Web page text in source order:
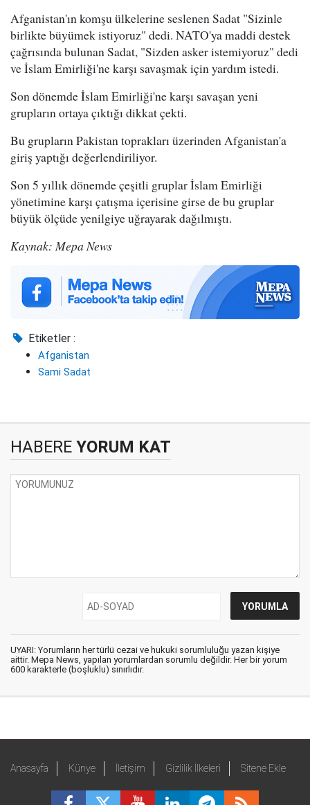
Afganistan'ın komşu ülkelerine seslenen Sadat "Sizinle
birlikte büyümek istiyoruz" dedi. NATO'ya maddi destek
çağrısında bulunan Sadat, "Sizden asker istemiyoruz" dedi
ve İslam Emirliği'ne karşı savaşmak için yardım istedi.
Son dönemde İslam Emirliği'ne karşı savaşan yeni
grupların ortaya çıktığı dikkat çekti.
Bu grupların Pakistan toprakları üzerinden Afganistan'a
giriş yaptığı değerlendiriliyor.
Son 5 yıllık dönemde çeşitli gruplar İslam Emirliği
yönetimine karşı çatışma içerisine girse de bu gruplar
büyük ölçüde yenilgiye uğrayarak dağılmıştı.
Kaynak: Mepa News
Etiketler :
Afganistan
Sami Sadat
HABERE YORUM KAT
UYARI: Yorumların her türlü cezai ve hukuki sorumluluğu yazan kişiye
aittir. Mepa News, yapılan yorumlardan sorumlu değildir. Her bir yorum
600 karakterle (boşluklu) sınırlıdır.
Anasayfa Künye İletişim Gizlilik İlkeleri Sitene Ekle